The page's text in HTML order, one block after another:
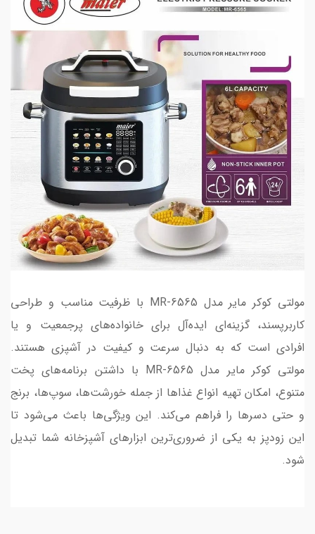
مولتی کوکر مایر مدل MR-6565 با ظرفیت مناسب و طراحی
کاربرپسند، گزینه‌ای ایده‌آل برای خانواده‌های پرجمعیت و یا
افرادی است که به دنبال سرعت و کیفیت در آشپزی هستند.
مولتی کوکر مایر مدل MR-6565 با داشتن برنامه‌های پخت
متنوع، امکان تهیه انواع غذاها از جمله خورشت‌ها، سوپ‌ها، برنج
و حتی دسرها را فراهم می‌کند. این ویژگی‌ها باعث می‌شود تا
این زودپز به یکی از ضروری‌ترین ابزارهای آشپزخانه شما تبدیل
شود.